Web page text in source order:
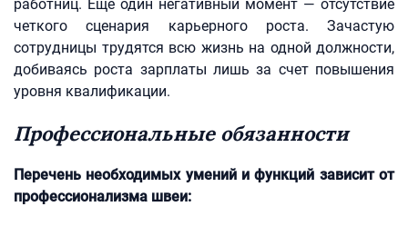
работниц. Еще один негативный момент — отсутствие
четкого сценария карьерного роста. Зачастую
сотрудницы трудятся всю жизнь на одной должности,
добиваясь роста зарплаты лишь за счет повышения
уровня квалификации.
Профессиональные обязанности
Перечень необходимых умений и функций зависит от
профессионализма швеи: